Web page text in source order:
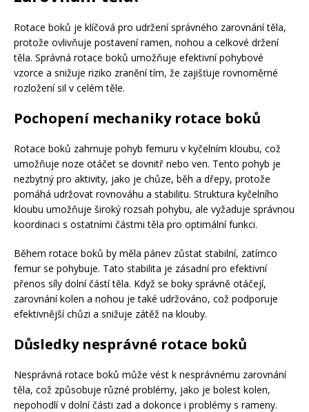
Rotace boků je klíčová pro udržení správného zarovnání těla,
protože ovlivňuje postavení ramen, nohou a celkové držení
těla. Správná rotace boků umožňuje efektivní pohybové
vzorce a snižuje riziko zranění tím, že zajišťuje rovnoměrné
rozložení sil v celém těle.
Pochopení mechaniky rotace boků
Rotace boků zahrnuje pohyb femuru v kyčelním kloubu, což
umožňuje noze otáčet se dovnitř nebo ven. Tento pohyb je
nezbytný pro aktivity, jako je chůze, běh a dřepy, protože
pomáhá udržovat rovnováhu a stabilitu. Struktura kyčelního
kloubu umožňuje široký rozsah pohybu, ale vyžaduje správnou
koordinaci s ostatními částmi těla pro optimální funkci.
Během rotace boků by měla pánev zůstat stabilní, zatímco
femur se pohybuje. Tato stabilita je zásadní pro efektivní
přenos síly dolní částí těla. Když se boky správně otáčejí,
zarovnání kolen a nohou je také udržováno, což podporuje
efektivnější chůzi a snižuje zátěž na klouby.
Důsledky nesprávné rotace boků
Nesprávná rotace boků může vést k nesprávnému zarovnání
těla, což způsobuje různé problémy, jako je bolest kolen,
nepohodlí v dolní části zad a dokonce i problémy s rameny.